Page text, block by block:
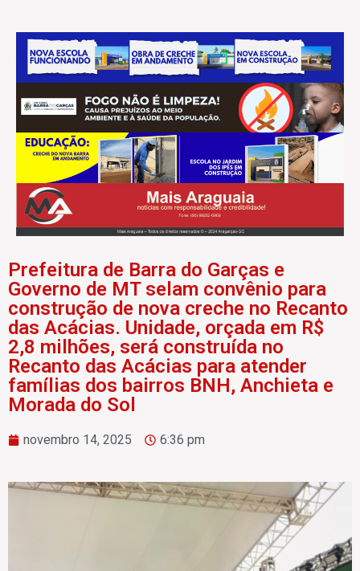
Prefeitura de Barra do Garças e
Governo de MT selam convênio para
construção de nova creche no Recanto
das Acácias. Unidade, orçada em R$
2,8 milhões, será construída no
Recanto das Acácias para atender
famílias dos bairros BNH, Anchieta e
Morada do Sol
novembro 14, 2025 6:36 pm